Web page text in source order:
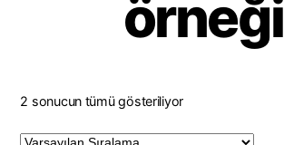
örneği
2 sonucun tümü gösteriliyor